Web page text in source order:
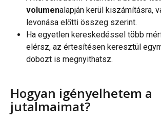
volumenalapján kerül kiszámításra,
levonása előtti összeg szerint.
Ha egyetlen kereskedéssel több
elérsz, az értesítésen keresztül
dobozt is megnyithatsz.
Hogyan igényelhetem a
jutalmaimat?